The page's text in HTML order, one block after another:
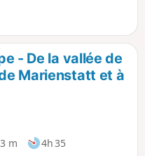
- De la vallée de
Marienstatt et à
m
4h 35